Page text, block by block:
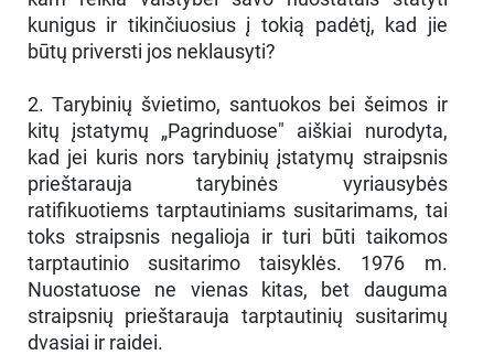
kunigus ir tikinčiuosius į tokią padėtį, kad jie
būtų priversti jos neklausyti?
2. Tarybinių švietimo, santuokos bei šeimos ir
kitų įstatymų „Pagrinduose" aiškiai nurodyta,
kad jei kuris nors tarybinių įstatymų straipsnis
prieštarauja tarybinės vyriausybės
ratifikuotiems tarptautiniams susitarimams, tai
toks straipsnis negalioja ir turi būti taikomos
tarptautinio susitarimo taisyklės. 1976 m.
Nuostatuose ne vienas kitas, bet dauguma
straipsnių prieštarauja tarptautinių susitarimų
dvasiai ir raidei.